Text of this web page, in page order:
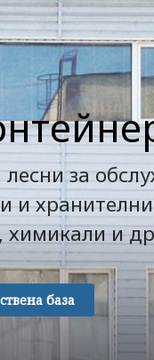
за
и
химикали и
база